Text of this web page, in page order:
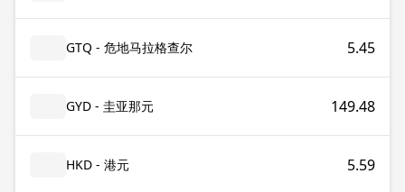
GTQ - 危地马拉格查尔 5.45
GYD - 圭亚那元 149.48
HKD - 港元 5.59